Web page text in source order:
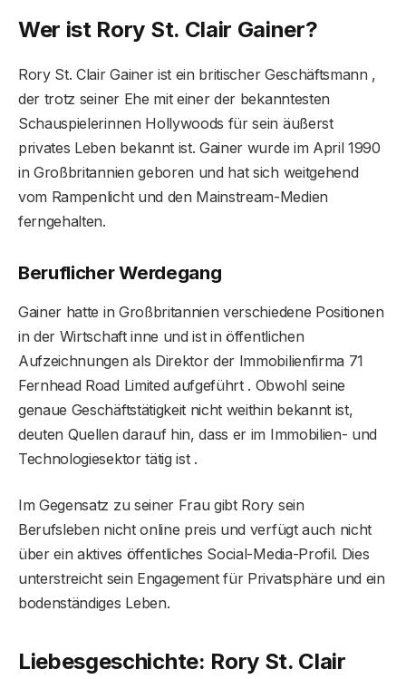
Wer ist Rory St. Clair Gainer?
Rory St. Clair Gainer ist ein britischer Geschäftsmann ,
der trotz seiner Ehe mit einer der bekanntesten
Schauspielerinnen Hollywoods für sein äußerst
privates Leben bekannt ist. Gainer wurde im April 1990
in Großbritannien geboren und hat sich weitgehend
vom Rampenlicht und den Mainstream-Medien
ferngehalten.
Beruflicher Werdegang
Gainer hatte in Großbritannien verschiedene Positionen
in der Wirtschaft inne und ist in öffentlichen
Aufzeichnungen als Direktor der Immobilienfirma 71
Fernhead Road Limited aufgeführt . Obwohl seine
genaue Geschäftstätigkeit nicht weithin bekannt ist,
deuten Quellen darauf hin, dass er im Immobilien- und
Technologiesektor tätig ist .
Im Gegensatz zu seiner Frau gibt Rory sein
Berufsleben nicht online preis und verfügt auch nicht
über ein aktives öffentliches Social-Media-Profil. Dies
unterstreicht sein Engagement für Privatsphäre und ein
bodenständiges Leben.
Liebesgeschichte: Rory St. Clair